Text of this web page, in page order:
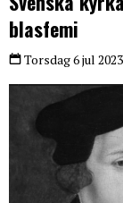
blasfemi
Torsdag 6 jul 2023